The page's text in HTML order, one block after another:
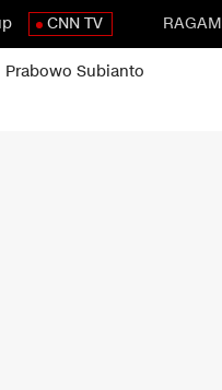
CNN TV RAGAM
Prabowo Subianto